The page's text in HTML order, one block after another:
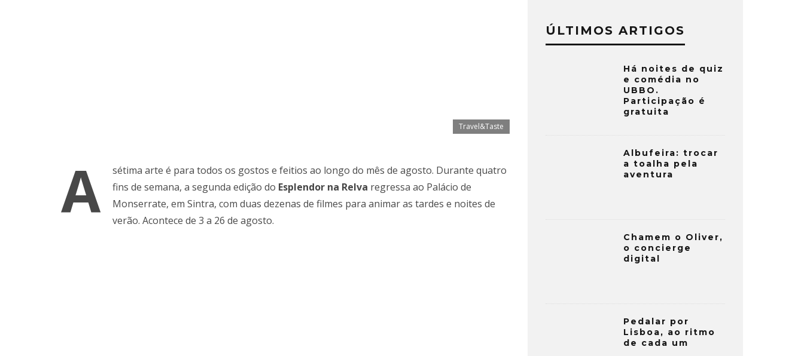
Travel&Taste
A
sétima arte é para todos os gostos e feitios ao longo do mês de agosto. Durante quatro
fins de semana, a segunda edição do Esplendor na Relva regressa ao Palácio de
Monserrate, em Sintra, com duas dezenas de filmes para animar as tardes e noites de
verão. Acontece de 3 a 26 de agosto.
ÚLTIMOS ARTIGOS
Há noites de quiz
e comédia no
UBBO.
Participação é
gratuita
Albufeira: trocar
a toalha pela
aventura
Chamem o Oliver,
o concierge
digital
Pedalar por
Lisboa, ao ritmo
de cada um